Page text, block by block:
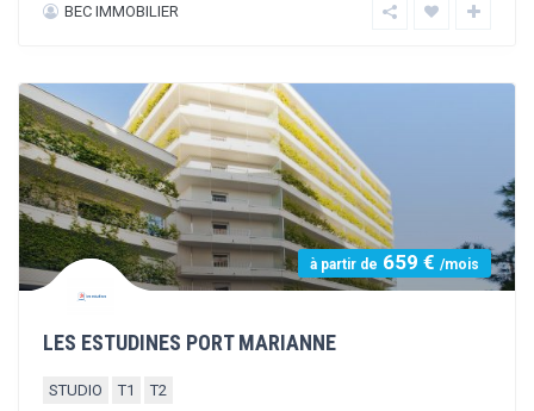
à partir de415 €
RESIDENCE LE CALLIOPE
STUDIO T1 T2